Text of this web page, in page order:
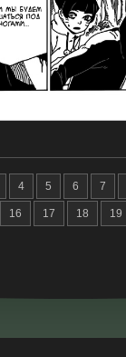
4 5 6 7
16 17 18 19